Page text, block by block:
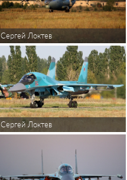
Сергей Локтев
Сергей Локтев